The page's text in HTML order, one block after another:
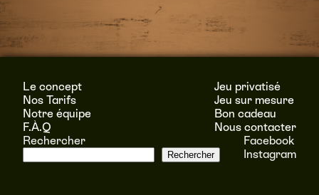
Le concept
Nos Tarifs
Notre équipe
F.À.Q
Jeu privatisé
Jeu sur mesure
Bon cadeau
Nous contacter
Rechercher
Rechercher
Facebook
Instagram